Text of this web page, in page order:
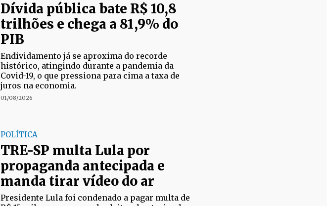
Dívida pública bate R$ 10,8
trilhões e chega a 81,9% do
PIB
Endividamento já se aproxima do recorde
histórico, atingindo durante a pandemia da
Covid-19, o que pressiona para cima a taxa de
juros na economia.
01/08/2026
POLÍTICA
TRE-SP multa Lula por
propaganda antecipada e
manda tirar vídeo do ar
Presidente Lula foi condenado a pagar multa de